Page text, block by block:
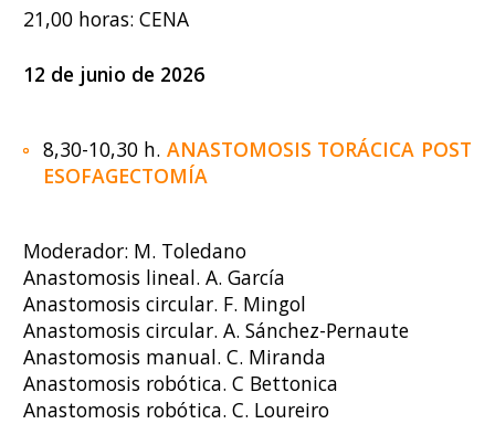
21,00 horas: CENA
12 de junio de 2026
8,30-10,30 h. ANASTOMOSIS TORÁCICA POST
ESOFAGECTOMÍA
Moderador: M. Toledano
Anastomosis lineal. A. García
Anastomosis circular. F. Mingol
Anastomosis circular. A. Sánchez-Pernaute
Anastomosis manual. C. Miranda
Anastomosis robótica. C Bettonica
Anastomosis robótica. C. Loureiro